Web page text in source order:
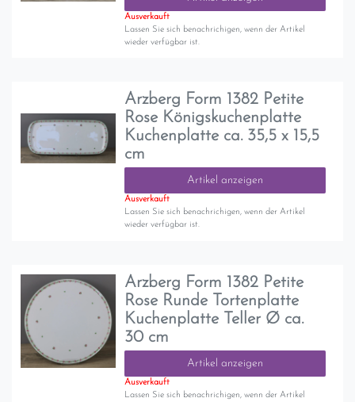
Ausverkauft
Lassen Sie sich benachrichigen, wenn der Artikel
wieder verfügbar ist.
Arzberg Form 1382 Petite
Rose Königskuchenplatte
Kuchenplatte ca. 35,5 x 15,5
cm
Artikel anzeigen
Ausverkauft
Lassen Sie sich benachrichigen, wenn der Artikel
wieder verfügbar ist.
Arzberg Form 1382 Petite
Rose Runde Tortenplatte
Kuchenplatte Teller Ø ca.
30 cm
Artikel anzeigen
Ausverkauft
Lassen Sie sich benachrichigen, wenn der Artikel